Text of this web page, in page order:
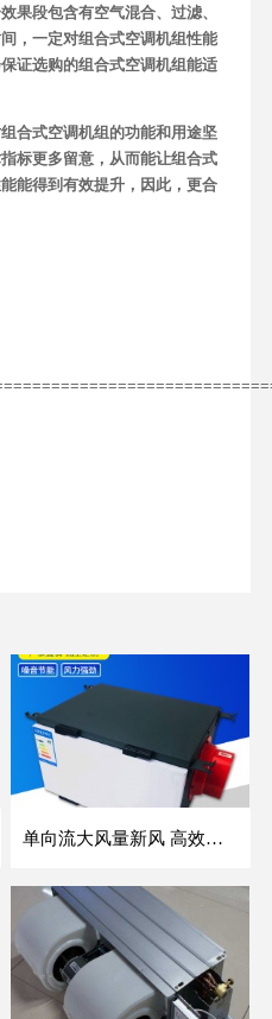
果段包含有空气混合、过滤、
，一定对组合式空调机组性能
证选购的组合式空调机组能适
合式空调机组的功能和用途坚
标更多留意，从而能让组合式
能得到有效提升，因此，更合
单向流大风量新风 高效除霾全热交换新风机空气净化